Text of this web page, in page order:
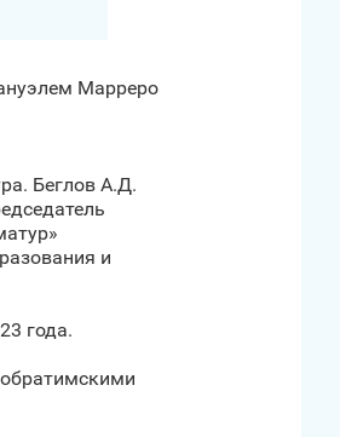
Марреро
Беглов А.Д.
и
года.